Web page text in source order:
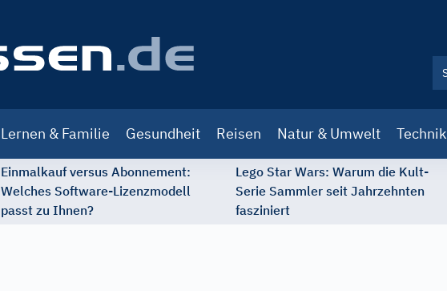
Lernen & Familie Gesundheit Reisen Natur & Umwelt Technik
Einmalkauf versus Abonnement:
Welches Software-Lizenzmodell
passt zu Ihnen?
Lego Star Wars: Warum die Kult-
Serie Sammler seit Jahrzehnten
fasziniert